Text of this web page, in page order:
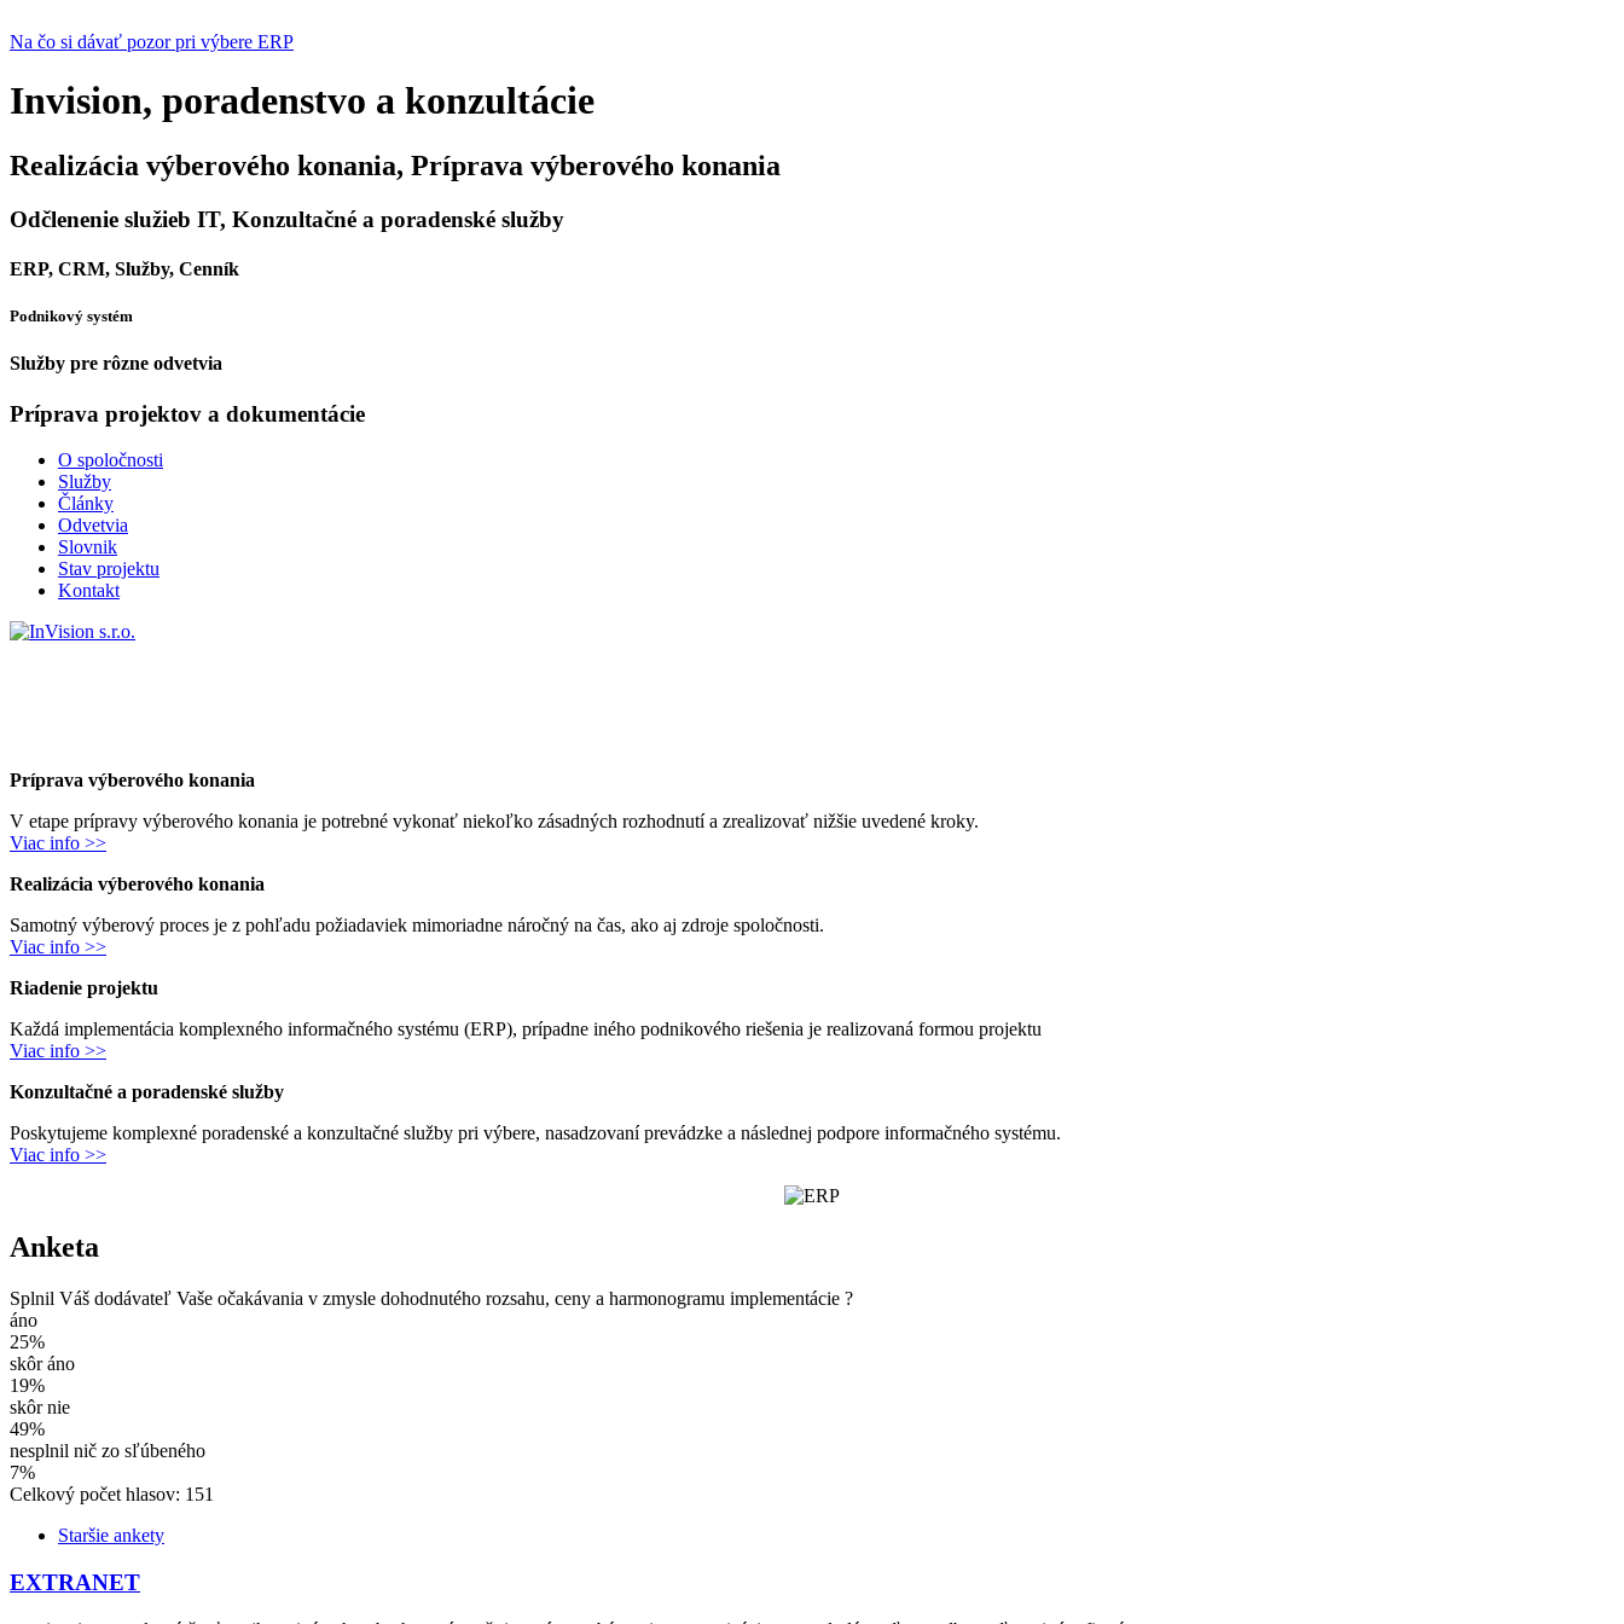
Na čo si dávať pozor pri výbere ERP
Invision, poradenstvo a konzultácie
Realizácia výberového konania, Príprava výberového konania
Odčlenenie služieb IT, Konzultačné a poradenské služby
ERP, CRM, Služby, Cenník
Podnikový systém
Služby pre rôzne odvetvia
Príprava projektov a dokumentácie
O spoločnosti
Služby
Články
Odvetvia
Slovnik
Stav projektu
Kontakt
Príprava výberového konania
V etape prípravy výberového konania je potrebné vykonať niekoľko zásadných rozhodnutí a zrealizovať nižšie uvedené kroky.
Viac info >>
Realizácia výberového konania
Samotný výberový proces je z pohľadu požiadaviek mimoriadne náročný na čas, ako aj zdroje spoločnosti.
Viac info >>
Riadenie projektu
Každá implementácia komplexného informačného systému (ERP), prípadne iného podnikového riešenia je realizovaná formou projektu
Viac info >>
Konzultačné a poradenské služby
Poskytujeme komplexné poradenské a konzultačné služby pri výbere, nasadzovaní prevádzke a následnej podpore informačného systému.
Viac info >>
Anketa
Splnil Váš dodávateľ Vaše očakávania v zmysle dohodnutého rozsahu, ceny a harmonogramu implementácie ?
áno
25%
skôr áno
19%
skôr nie
49%
nesplnil nič zo sľúbeného
7%
Celkový počet hlasov: 151
Staršie ankety
EXTRANET